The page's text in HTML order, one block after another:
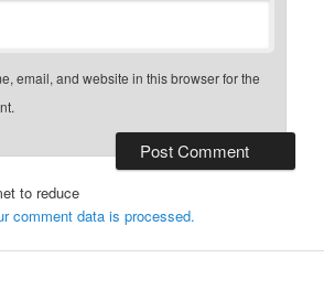
email, and website in this browser for the
to reduce
comment data is processed.